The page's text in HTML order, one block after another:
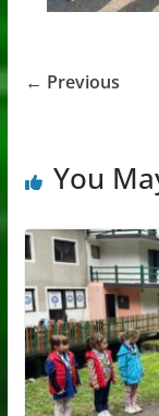
← Previous
You